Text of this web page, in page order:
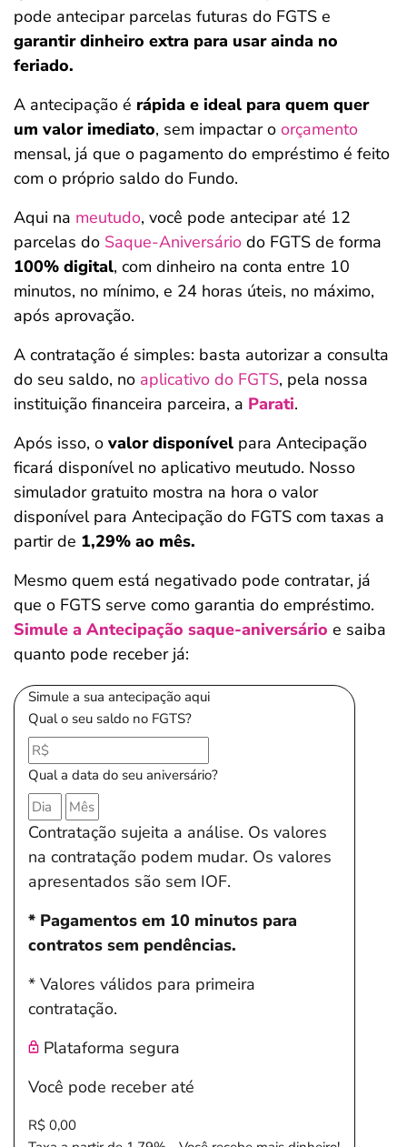
pode antecipar parcelas futuras do FGTS e
garantir dinheiro extra para usar ainda no
feriado.
A antecipação é rápida e ideal para quem quer
um valor imediato, sem impactar o orçamento
mensal, já que o pagamento do empréstimo é feito
com o próprio saldo do Fundo.
Aqui na meutudo, você pode antecipar até 12
parcelas do Saque-Aniversário do FGTS de forma
100% digital, com dinheiro na conta entre 10
minutos, no mínimo, e 24 horas úteis, no máximo,
após aprovação.
A contratação é simples: basta autorizar a consulta
do seu saldo, no aplicativo do FGTS, pela nossa
instituição financeira parceira, a Parati.
Após isso, o valor disponível para Antecipação
ficará disponível no aplicativo meutudo. Nosso
simulador gratuito mostra na hora o valor
disponível para Antecipação do FGTS com taxas a
partir de 1,29% ao mês.
Mesmo quem está negativado pode contratar, já
que o FGTS serve como garantia do empréstimo.
Simule a Antecipação saque-aniversário e saiba
quanto pode receber já:
Simule a sua antecipação aqui
Qual o seu saldo no FGTS?
Qual a data do seu aniversário?
Contratação sujeita a análise. Os valores
na contratação podem mudar. Os valores
apresentados são sem IOF.
* Pagamentos em 10 minutos para
contratos sem pendências.
* Valores válidos para primeira
contratação.
Plataforma segura
Você pode receber até
R$ 0,00